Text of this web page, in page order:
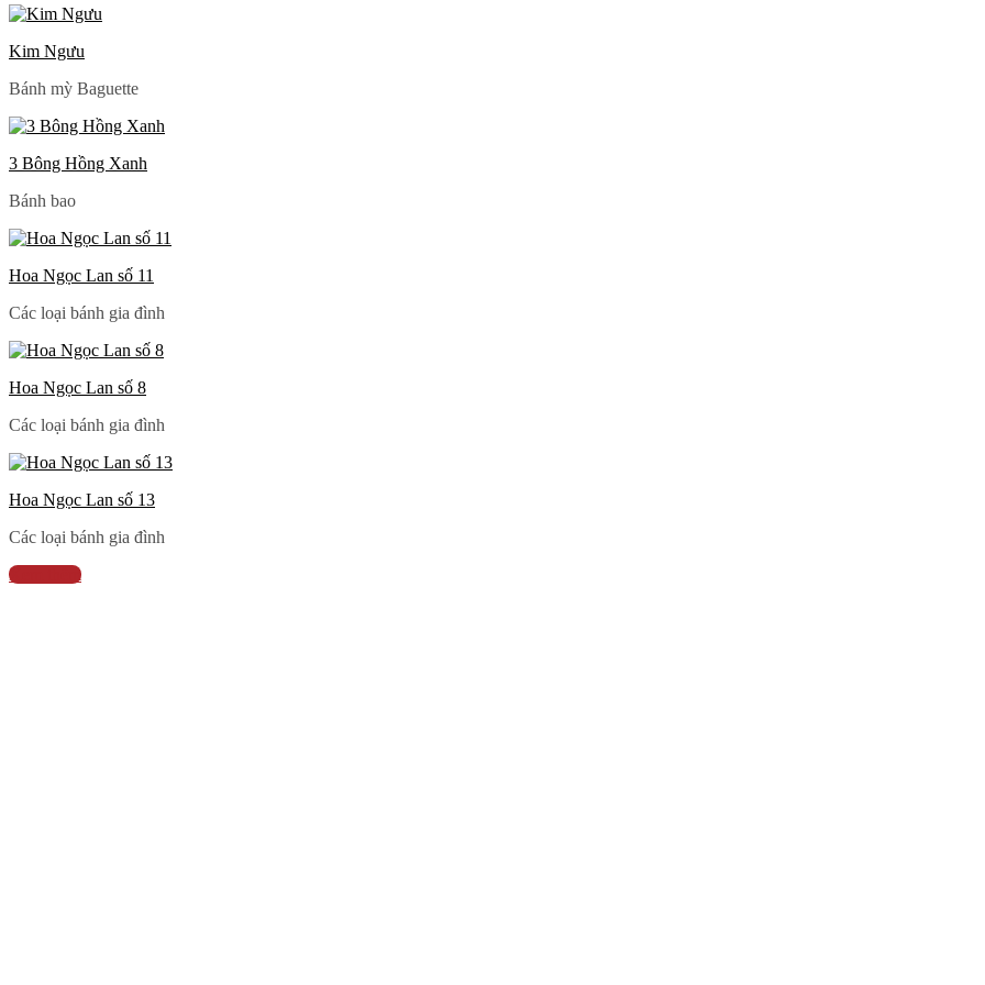
Kim Ngưu
Bánh mỳ Baguette
3 Bông Hồng Xanh
Bánh bao
Hoa Ngọc Lan số 11
Các loại bánh gia đình
Hoa Ngọc Lan số 8
Các loại bánh gia đình
Hoa Ngọc Lan số 13
Các loại bánh gia đình
Xem thêm